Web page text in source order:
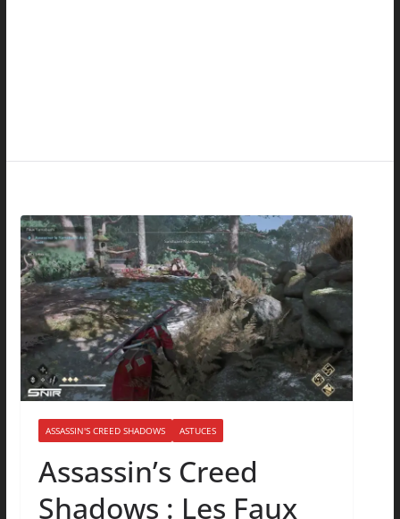
ASSASSIN'S CREED SHADOWS ASTUCES
Assassin’s Creed
Shadows : Les Faux